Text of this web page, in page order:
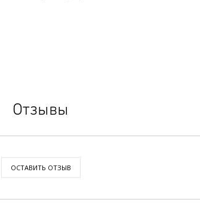
Отзывы
ОСТАВИТЬ ОТЗЫВ